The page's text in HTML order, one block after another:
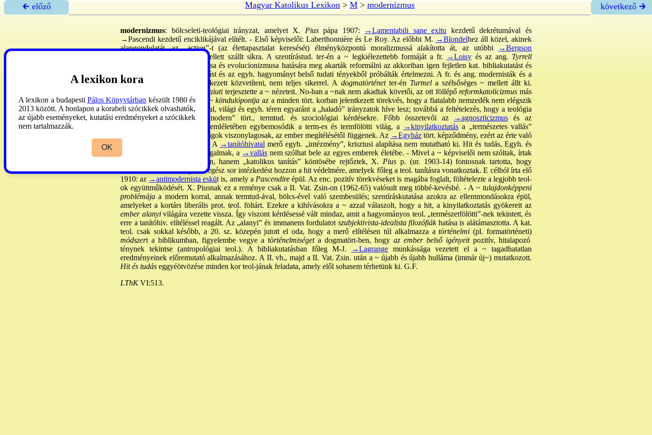
🡰 előző Magyar Katolikus Lexikon> M> modernizmus következő 🡲
modernizmus: bölcseleti-teológiai irányzat, amelyet X. Piuspápa 1907: →Lamentabili sane exitu kezdetű dekrétumával és
→Pascendi kezdetű enciklikájával elítélt. - Első képviselői: Laberthonnière és Le Roy. Az előbbi M. →Blondelhez áll közel, akinek
alapgondolatát, az „action”-t (az élettapasztalat keresését) élményközpontú moralizmussá alakította át, az utóbbi
→Bergson
antiintellektualista bölcs-e mellett szállt síkra. A szentírástud. ter-én a ~ legkiélezettebb formáját a fr.
→Loisy és az ang. Tyrrell
képviselte. Koruk historizmusa és evolucionizmusa hatására meg akarták reformálni az akkoriban igen fejletlen kat. bibliakutatást és
dogmatikát. A kinyilatkoztatást és az egyh. hagyományt belső tudati tényekből próbálták értelmezni. A fr. és ang. modernisták és a
tanítóhiv. között
igyekezett közvetíteni, nem teljes sikerrel. A dogmatörténetter-én Turmela szélsőséges ~ mellett állt ki.
Buonaiuti terjesztette a ~ nézeteit. No-ban a ~nak nem akadtak követői, az ott föllépőreformkatolicizmus más
forrásokból táplálkozott. -
A ~ kiindulópontjaaz a minden tört. korban jelentkezett törekvés, hogy a fiatalabb nemzedék nem elégszik
meg a hagyományos tanítással, világi és egyh. téren egyaránt a „haladó” irányzatok híve lesz; továbbá a feltételezés, hogy a teológia
nem válaszolt időben a „modern” tört., termtud. és szociológiai kérdésekre. Főbb összetevői az
→agnoszticizmus és az
. - A ~ szemléletében egybemosódik a term-es és termfölötti világ, a →kinyilatkoztatás a „természetes vallás”
logikus folytatása. A hitigazságok viszonylagosak, az ember megítélésétől függenek. Az →Egyháztört. képződmény, ezért az érte való
munkálkodás értelmét veszti. A →tanítóhivatal merő egyh. „intézmény”, krisztusi alapítása nem mutatható ki. Hit és tudás, Egyh. és
állam egymástól független fogalmak, a →vallásnem szólhat bele az egyes emberek életébe. - Mivel a ~ képviselői nem szóltak, írtak
mindig nyíltan, egyértelműen, hanem „katolikus tanítás” köntösébe rejtőztek, X. Pius p. (ur. 1903-14) fontosnak tartotta, hogy
Pascendikezdetű enc-jában egész sor intézkedést hozzon a hit védelmére, amelyek főleg a teol. tanításra vonatkoztak. E célból írta elő
1910: az →antimodernista esküt is, amely a Pascendire épül. Az enc. pozitív törekvéseket is magába foglalt, föltételezte a legjobb teol-
ok együttműködését. X. Piusnak ez a reménye csak a II. Vat. Zsin-on (1962-65) valósult meg többé-kevésbé. - A ~tulajdonképpeni
problémája a modern korral, annak termtud-ával, bölcs-ével való szembesülés; szentíráskutatása azokra az ellentmondásokra épül,
amelyeket a kortárs liberális prot. teol. föltárt. Ezekre a kihívásokra a ~ azzal válaszolt, hogy a hit, a kinyilatkoztatás gyökereit az
ember alanyivilágára vezette vissza. Így viszont kérdésessé vált mindaz, amit a hagyományos teol. „természetfölötti”-nek tekintett, és
erre a tanítóhiv. elítéléssel reagált. Az „alanyi” és immanens fordulatot szubjektivista-idealista filozófiákhatása is alátámasztotta. A kat.
teol. csak sokkal később, a 20. sz. közepén jutott el oda, hogy a merő elítélésen túl alkalmazza a történelmi (pl. formatörténeti)
módszert a biblikumban, figyelembe vegye a történelmiségeta dogmatört-ben, hogy az ember belső igényeitpozitív, hitalapozó
ténynek tekintse (antropológiai teol.). A bibliakutatásban főleg M-J.
→Lagrange munkássága vezetett el a ~ tagadhatatlan
eredményeinek előremutató alkalmazásához. A II. vh., majd a II. Vat. Zsin. után a ~ újabb és újabb hulláma (immár új~) mutatkozott.
Hit és tudás eggyéötvözése minden kor teol-jának feladata, amely elől sohasem térhetünk ki. G.F.
LThKVI:513.
A lexikon kora
A lexikon a budapesti Pálos Könyvtárban készült 1980 és
2013 között. A honlapon a korabeli szócikkek olvashatók,
az újabb eseményeket, kutatási eredményeket a szócikkek
nem tartalmazzák.
OK